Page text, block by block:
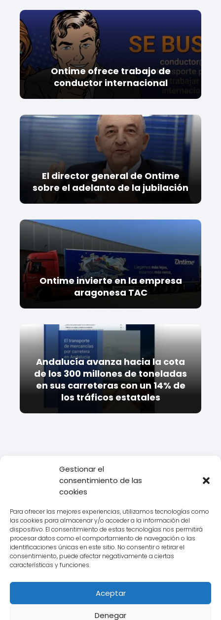
Gestionar el
consentimiento de las
cookies
Para ofrecer las mejores experiencias, utilizamos tecnologías como
las cookies para almacenar y/o acceder a la información del
dispositivo. El consentimiento de estas tecnologías nos permitirá
procesar datos como el comportamiento de navegación o las
identificaciones únicas en este sitio. No consentir o retirar el
consentimiento, puede afectar negativamente a ciertas
características y funciones.
Aceptar
Denegar
Ontime ofrece trabajo de
conductor internacional
El director general de Ontime
sobre el adelanto de la jubilación
Ontime invierte en la empresa
aragonesa TAC
Andalucía avanza hacia la cota
de los 300 millones de toneladas
en sus carreteras con un 14% de
los tráficos estatales
Empresas de
Chronoexpres
Todo lo que debes saber sobre
Chronoexpres: envíos rápidos y eficientes a tu alcance
Aviso legal
Política de Cookies
Política de Privacidad
Contacto